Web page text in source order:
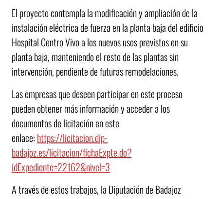
El proyecto contempla la modificación y ampliación de la
instalación eléctrica de fuerza en la planta baja del edificio
Hospital Centro Vivo a los nuevos usos previstos en su
planta baja, manteniendo el resto de las plantas sin
intervención, pendiente de futuras remodelaciones.
Las empresas que deseen participar en este proceso
pueden obtener más información y acceder a los
documentos de licitación en este
enlace: https://licitacion.dip-
badajoz.es/licitacion/fichaExpte.do?
idExpediente=22162&nivel=3
A través de estos trabajos, la Diputación de Badajoz